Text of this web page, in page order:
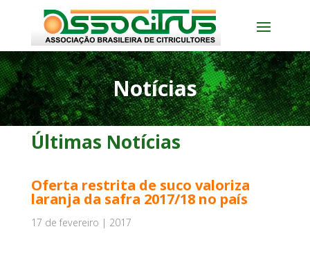
Notícias
Últimas Notícias
Oferta restrita de suco valoriza
laranja da safra 2017/18 no país
17 de fevereiro | 2017